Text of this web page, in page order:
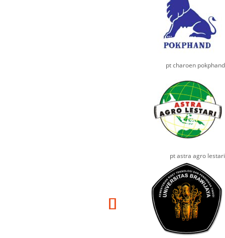
pt charoen pokphand
pt astra agro lestari